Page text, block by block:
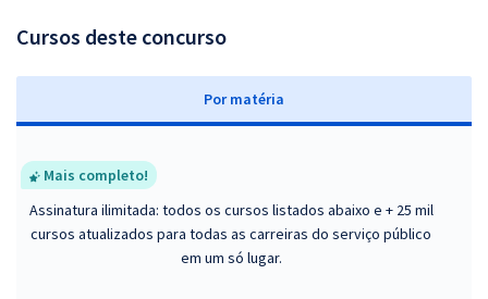
Cursos deste concurso
Por matéria
Mais completo!
Assinatura ilimitada: todos os cursos listados abaixo e + 25 mil
cursos atualizados para todas as carreiras do serviço público
em um só lugar.